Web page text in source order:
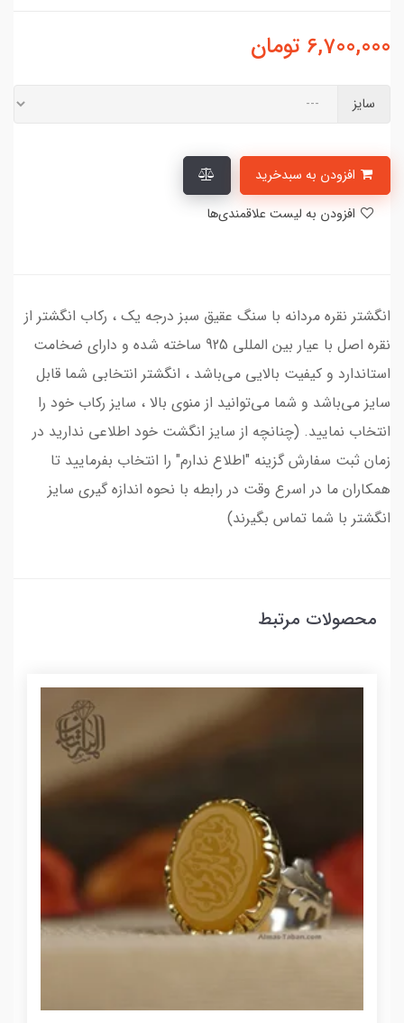
6,700,000 تومان
سایز
انگشتر نقره مردانه با سنگ عقیق سبز درجه یک ، رکاب انگشتر از
نقره اصل با عیار بین المللی 925 ساخته شده و دارای ضخامت
استاندارد و کیفیت بالایی می‌باشد ، انگشتر انتخابی شما قابل
سایز می‌باشد و شما می‌توانید از منوی بالا ، سایز رکاب خود را
انتخاب نمایید. (چنانچه از سایز انگشت خود اطلاعی ندارید در
زمان ثبت سفارش گزینه "اطلاع ندارم" را انتخاب بفرمایید تا
همکاران ما در اسرع وقت در رابطه با نحوه اندازه گیری سایز
انگشتر با شما تماس بگیرند)
محصولات مرتبط